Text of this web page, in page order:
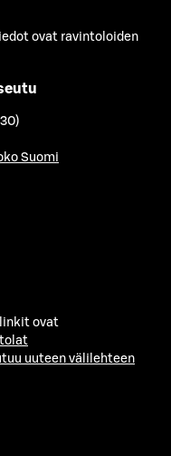
ovat ravintoloiden
Suomi
ovat
uuteen välilehteen